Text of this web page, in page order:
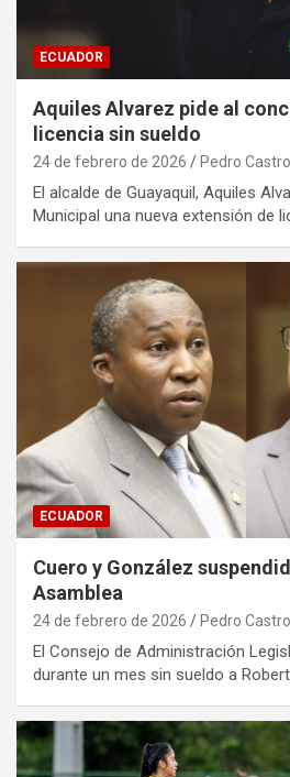
ECUADOR
Aquiles Alvarez pide al
licencia sin sueldo
24 de febrero de 2026 Pedro Castro
El alcalde de Guayaquil, Aquiles
Municipal una nueva extensión de
ECUADOR
Cuero y González
Asamblea
24 de febrero de 2026 Pedro Castro
El Consejo de Administración
durante un mes sin sueldo a